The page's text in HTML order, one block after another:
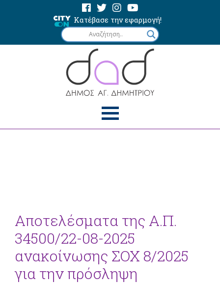
Κατέβασε την εφαρμογή!
Αποτελέσματα της Α.Π.
34500/22-08-2025
ανακοίνωσης ΣΟΧ 8/2025
για την πρόσληψη